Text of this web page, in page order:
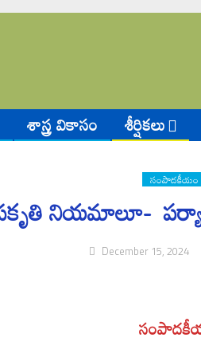
శాస్త్ర వికాసం శీర్షికలు
సంపాదకీయం
నియమాలూ-
December 15, 2024